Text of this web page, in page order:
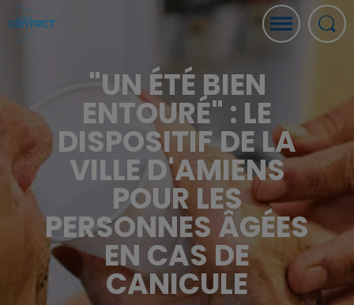
"UN ÉTÉ BIEN
ENTOURÉ" : LE
DISPOSITIF DE LA
VILLE D'AMIENS
POUR LES
PERSONNES ÂGÉES
EN CAS DE
CANICULE